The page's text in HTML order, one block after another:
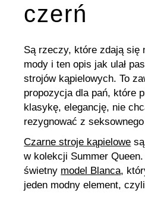
czerń
Są rzeczy, które zdają się
mody i ten opis jak ulał
strojów kąpielowych. To
propozycja dla pań, które
klasykę, elegancję, nie
rezygnować z
Czarne stroje kąpielowe
w kolekcji Summer
świetny model Blanca,
jeden modny element, czyli